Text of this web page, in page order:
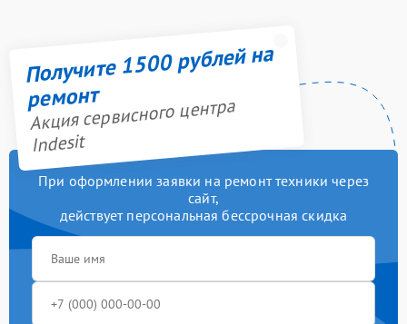
Получите 1500 рублей на
ремонт
Акция сервисного центра
Indesit
При оформлении заявки на ремонт техники через
сайт,
действует персональная бессрочная скидка